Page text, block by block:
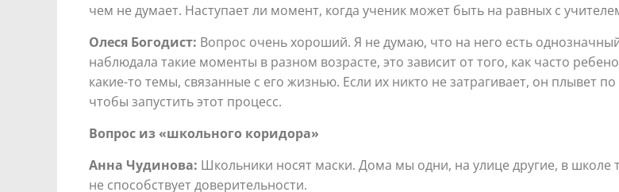
чем не думает. Наступает ли момент, когда ученик может быть на равных с
Олеся Богодист: Вопрос очень хороший. Я не думаю, что на него есть
наблюдала такие моменты в разном возрасте, это зависит от того, как часто
какие-то темы, связанные с его жизнью. Если их никто не затрагивает, он плывет
чтобы запустить этот процесс.
Вопрос из «школьного коридора»
Анна Чудинова: Школьники носят маски. Дома мы одни, на улице другие, в школе
не способствует доверительности.